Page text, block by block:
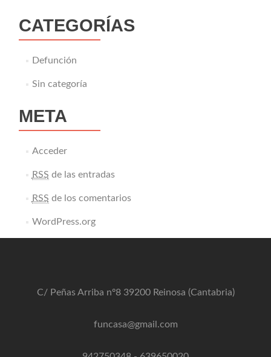
CATEGORÍAS
Defunción
Sin categoría
META
Acceder
RSS de las entradas
RSS de los comentarios
WordPress.org
C/ Peñas Arriba nº8 39200 Reinosa (Cantabria)
funcasa@gmail.com